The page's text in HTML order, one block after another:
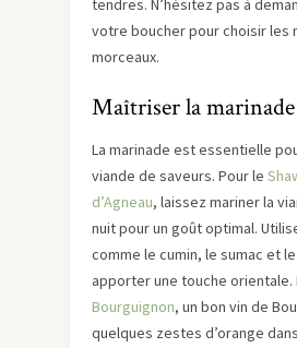
tendres. N’hésitez pas à
votre boucher pour choisir les
morceaux.
Maîtriser la marinade
La marinade est essentielle
viande de saveurs. Pour le
d’Agneau, laissez mariner la
nuit pour un goût optimal.
comme le cumin, le sumac et
apporter une touche orientale.
Bourguignon, un bon vin de
quelques zestes d’orange